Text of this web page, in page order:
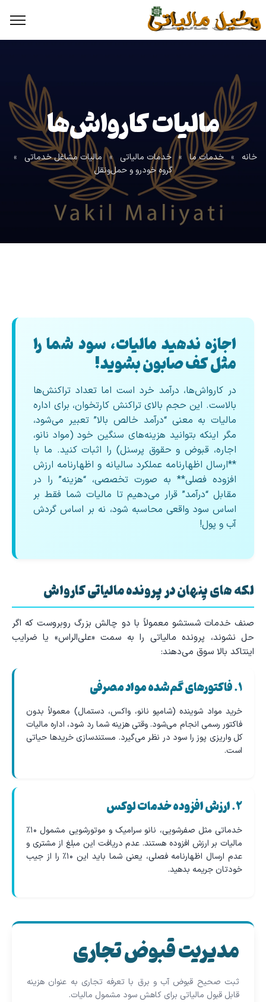
مالیات کارواش‌ها
خانه » خدمات ما » خدمات مالیاتی » مالیات مشاغل خدماتی
»
گروه خودرو و حمل‌ونقل
اجازه ندهید مالیات، سود شما را
مثل کف صابون بشوید!
در کارواش‌ها، درآمد خرد است اما تعداد تراکنش‌ها
بالاست. این حجم بالای تراکنش کارتخوان، برای اداره
مالیات به معنی “درآمد خالص بالا” تعبیر می‌شود،
مگر اینکه بتوانید هزینه‌های سنگین خود (مواد نانو،
اجاره، قبوض و حقوق پرسنل) را اثبات کنید. ما با
**ارسال اظهارنامه عملکرد سالیانه و اظهارنامه ارزش
افزوده فصلی** به صورت تخصصی، “هزینه” را در
مقابل “درآمد” قرار می‌دهیم تا مالیات شما فقط بر
اساس سود واقعی محاسبه شود، نه بر اساس گردش
آب و پول!
لکه های پنهان در پرونده مالیاتی کارواش
صنف خدمات شستشو معمولاً با دو چالش بزرگ روبروست که اگر
حل نشوند، پرونده مالیاتی را به سمت «علی‌الراس» یا ضرایب
اینتاکد بالا سوق می‌دهند:
۱. فاکتورهای گم‌شده مواد مصرفی
خرید مواد شوینده (شامپو نانو، واکس، دستمال) معمولاً بدون
فاکتور رسمی انجام می‌شود. وقتی هزینه شما رد شود، اداره مالیات
کل واریزی پوز را سود در نظر می‌گیرد. مستندسازی خریدها حیاتی
است.
۲. ارزش افزوده خدمات لوکس
خدماتی مثل صفرشویی، نانو سرامیک و موتورشویی مشمول ۱۰٪
مالیات بر ارزش افزوده هستند. عدم دریافت این مبلغ از مشتری و
عدم ارسال اظهارنامه فصلی، یعنی شما باید این ۱۰٪ را از جیب
خودتان جریمه بدهید.
مدیریت قبوض تجاری
ثبت صحیح قبوض آب و برق با تعرفه تجاری به عنوان هزینه
قابل قبول مالیاتی برای کاهش سود مشمول مالیات.